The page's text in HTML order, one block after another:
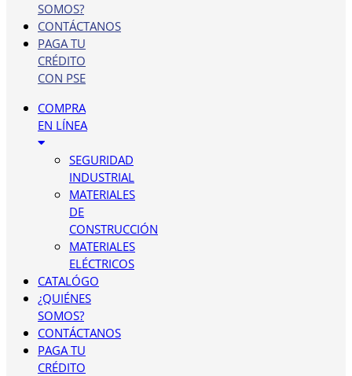
SOMOS?
CONTÁCTANOS
PAGA TU
CRÉDITO
CON PSE
COMPRA
EN LÍNEA
SEGURIDAD
INDUSTRIAL
MATERIALES
DE
CONSTRUCCIÓN
MATERIALES
ELÉCTRICOS
CATALÓGO
¿QUIÉNES
SOMOS?
CONTÁCTANOS
PAGA TU
CRÉDITO